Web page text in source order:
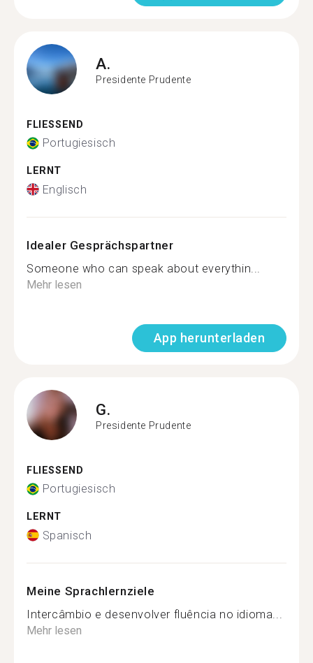
A.
Presidente Prudente
FLIESSEND
Portugiesisch
LERNT
Englisch
Idealer Gesprächspartner
Someone who can speak about everythin...
Mehr lesen
App herunterladen
G.
Presidente Prudente
FLIESSEND
Portugiesisch
LERNT
Spanisch
Meine Sprachlernziele
Intercâmbio e desenvolver fluência no idioma...
Mehr lesen